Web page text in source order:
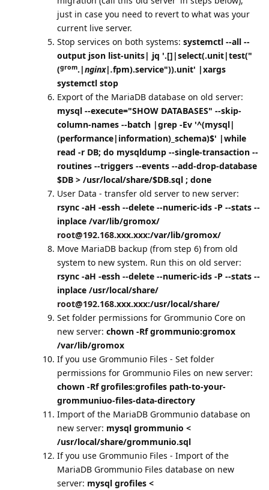
just in case you need to revert to what was your
current live server.
Stop services on both systems: systemctl --all --
output json list-units| jq '.[]|select(.unit|test("
(grom. |nginx|.fpm).service")).unit' |xargs
systemctl stop
Export of the MariaDB database on old server:
mysql --execute="SHOW DATABASES" --skip-
column-names --batch |grep -Ev '^(mysql|
(performance|information)_schema)$' |while
read -r DB; do mysqldump --single-transaction --
routines --triggers --events --add-drop-database
$DB > /usr/local/share/$DB.sql ; done
User Data - transfer old server to new server:
rsync -aH -essh --delete --numeric-ids -P --stats --
inplace /var/lib/gromox/
root@192.168.xxx.xxx:/var/lib/gromox/
Move MariaDB backup (from step 6) from old
system to new system. Run this on old server:
rsync -aH -essh --delete --numeric-ids -P --stats --
inplace /usr/local/share/
root@192.168.xxx.xxx:/usr/local/share/
Set folder permissions for Grommunio Core on
new server: chown -Rf grommunio:gromox
/var/lib/gromox
If you use Grommunio Files - Set folder
permissions for Grommunio Files on new server:
chown -Rf grofiles:grofiles path-to-your-
grommuniuo-files-data-directory
Import of the MariaDB Grommunio database on
new server: mysql grommunio <
/usr/local/share/grommunio.sql
If you use Grommunio Files - Import of the
MariaDB Grommunio Files database on new
server: mysql grofiles <